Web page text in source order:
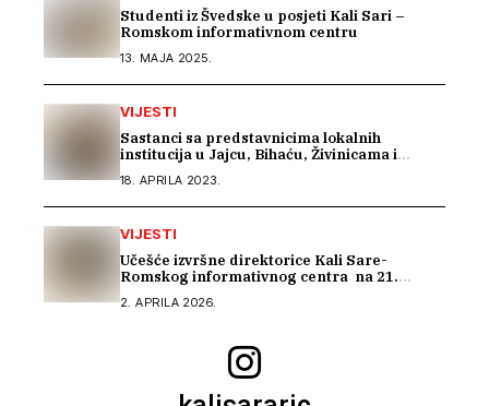
Studenti iz Švedske u posjeti Kali Sari –
Romskom informativnom centru
13. MAJA 2025.
VIJESTI
Sastanci sa predstavnicima lokalnih
institucija u Jajcu, Bihaću, Živinicama i
18. APRILA 2023.
VIJESTI
Učešće izvršne direktorice Kali Sare-
Romskog informativnog centra na 21.
OCD
2. APRILA 2026.